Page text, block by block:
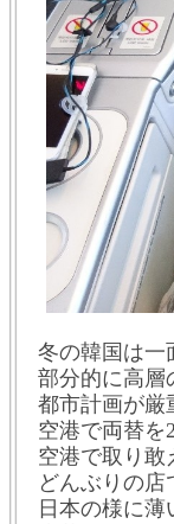
冬の韓国は一
部分的に高層
都市計画が厳
空港で両替を
空港で取り敢
どんぶりの
日本の様に